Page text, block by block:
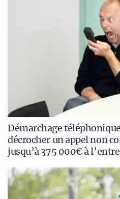
Démarchage
décrocher un appel non
jusqu’à 375 000€ à